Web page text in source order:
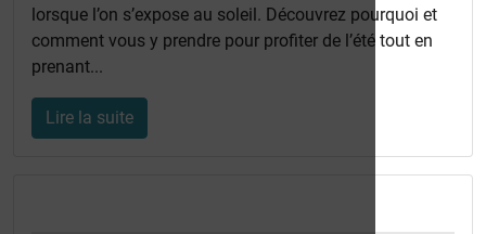
lorsque l’on s’expose au soleil. Découvrez pourquoi et
comment vous y prendre pour profiter de l’été tout en
prenant...
Lire la suite